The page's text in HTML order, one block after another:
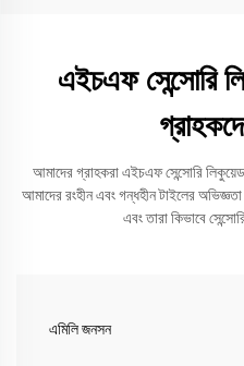
এইচএফ সেন্সোরি
আমাদের গ্রাহকরা এইচএফ সেন্সোরি
আমাদের রংহীন এবং গন্ধহীন টাইলের
এবং তারা কিভাবে
এমিলি জনসন